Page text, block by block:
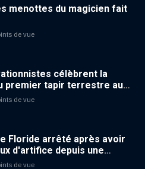
menottes du magicien fait
de vue
célèbrent la
premier tapir terrestre au
Uni depuis 14 ans
de vue
Floride arrêté après avoir
d'artifice depuis une
de vue